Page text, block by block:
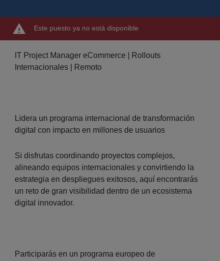
Este puesto ya no está disponible
IT Project Manager eCommerce | Rollouts
Internacionales | Remoto
Lidera un programa internacional de transformación
digital con impacto en millones de usuarios
Si disfrutas coordinando proyectos complejos,
alineando equipos internacionales y convirtiendo la
estrategia en despliegues exitosos, aquí encontrarás
un reto de gran visibilidad dentro de un ecosistema
digital innovador.
Participarás en un programa europeo de